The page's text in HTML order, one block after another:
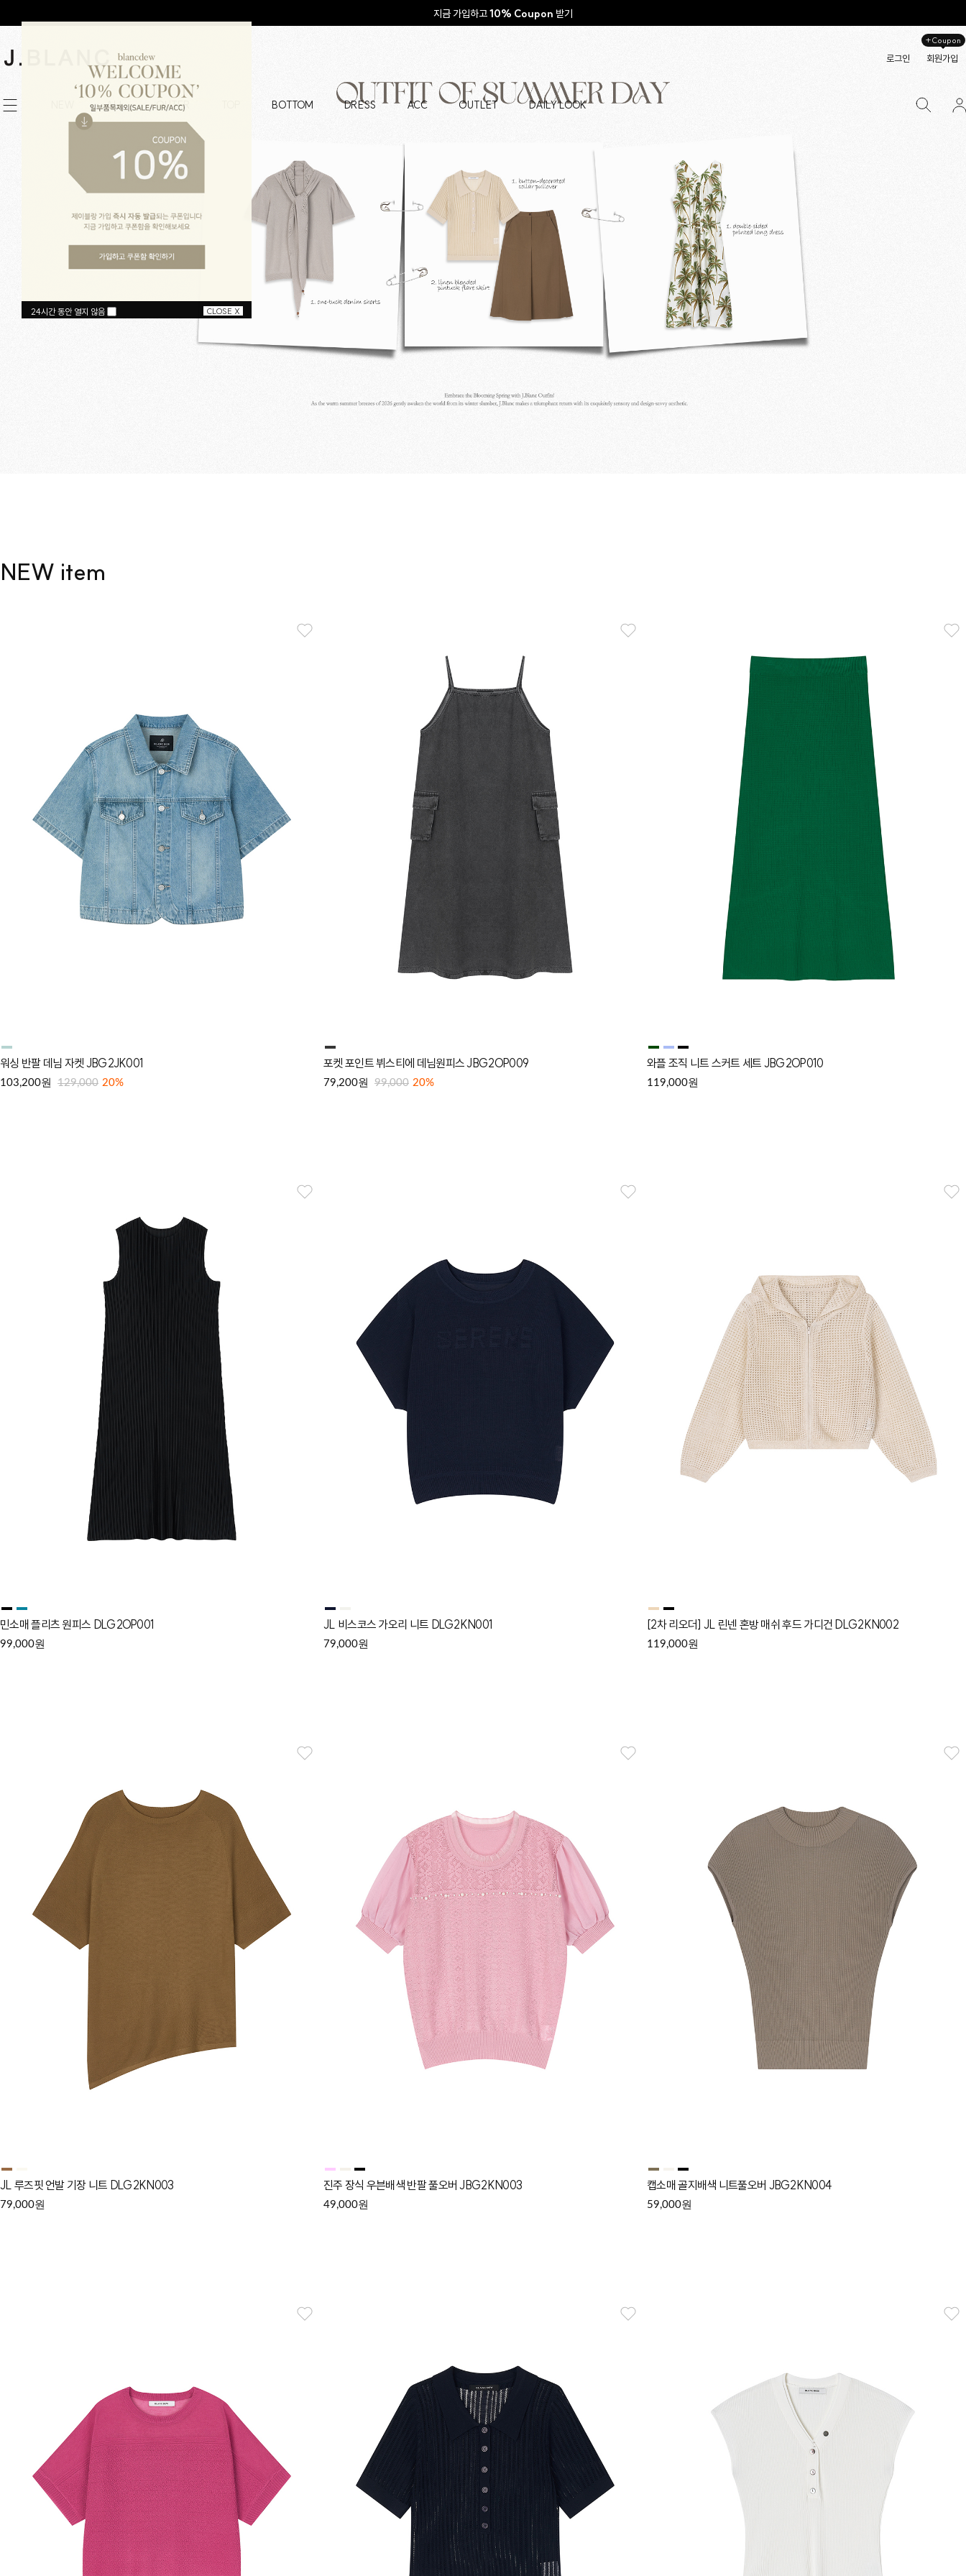
지금 가입하고10% Coupon 받기
로그인 회원가입
+Coupon
ALL OUTER BOTTOM DRESS ACC OUTLET DAILY LOOK
NEW item
워싱 반팔 데님 자켓 JBG2JK001
103,200원 129,000 20%
포켓 포인트 뷔스티에 데님원피스 JBG2OP009
79,200원 99,000 20%
와플 조직 니트 스커트 세트 JBG2OP010
119,000원
민소매 플리츠 원피스 DLG2OP001
99,000원
JL 비스코스 가오리 니트 DLG2KN001
79,000원
[2차 리오더] JL 린넨 혼방 매쉬 후드 가디건 DLG2KN002
119,000원
JL 루즈핏 언발 기장 니트 DLG2KN003
79,000원
진주 장식 우븐배색 반팔 풀오버 JBG2KN003
49,000원
캡소매 골지배색 니트풀오버 JBG2KN004
59,000원
24시간 동안 열지 않음 CLOSE X